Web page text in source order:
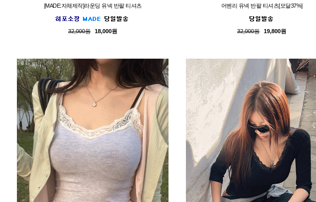
[MADE:자체제작]라운딩 유넥 반팔 티셔츠
32,000원 18,000원
어벤리 유넥 반팔 티셔츠[모달37%]
32,000원 19,800원